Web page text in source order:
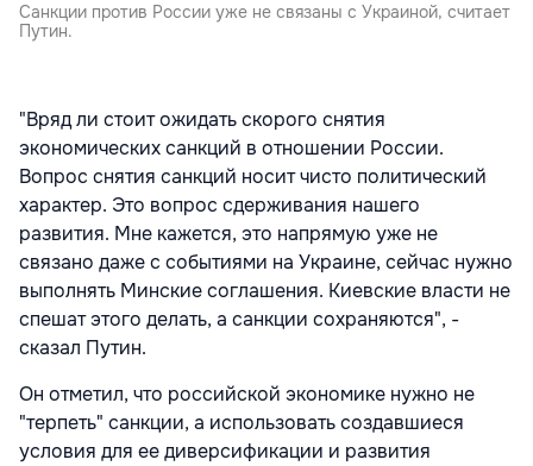
Санкции против России уже не связаны с Украиной, считает
Путин.
"Вряд ли стоит ожидать скорого снятия
экономических санкций в отношении России.
Вопрос снятия санкций носит чисто политический
характер. Это вопрос сдерживания нашего
развития. Мне кажется, это напрямую уже не
связано даже с событиями на Украине, сейчас нужно
выполнять Минские соглашения. Киевские власти не
спешат этого делать, а санкции сохраняются", -
сказал Путин.
Он отметил, что российской экономике нужно не
"терпеть" санкции, а использовать создавшиеся
условия для ее диверсификации и развития